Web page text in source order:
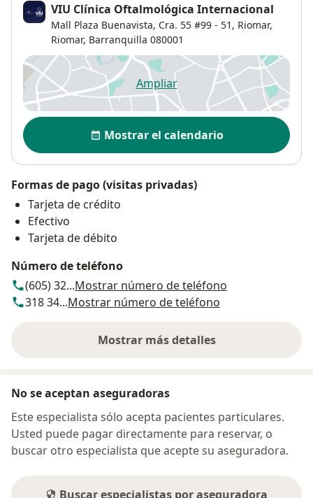
VIU Clínica Oftalmológica Internacional
Mall Plaza Buenavista, Cra. 55 #99 - 51, Riomar,
Riomar, Barranquilla 080001
Ampliarse abre en una nueva
Disponibilidad
Mostrar el calendario
Formas de pago (visitas privadas)
Tarjeta de crédito
Efectivo
Tarjeta de débito
Número de teléfono
(605) 32...Mostrar número de teléfono
318 34...Mostrar número de teléfono
Mostrar más detalles
sobre la dirección
No se aceptan aseguradoras
Este especialista sólo acepta pacientes particulares.
Usted puede pagar directamente para reservar, o
buscar otro especialista que acepte su aseguradora.
Buscar especialistas por aseguradora